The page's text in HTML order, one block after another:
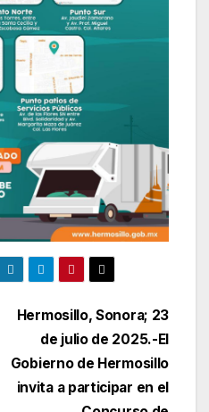
Hermosillo, Sonora; 23
de julio de 2025.-El
Gobierno de Hermosillo
invita a participar en el